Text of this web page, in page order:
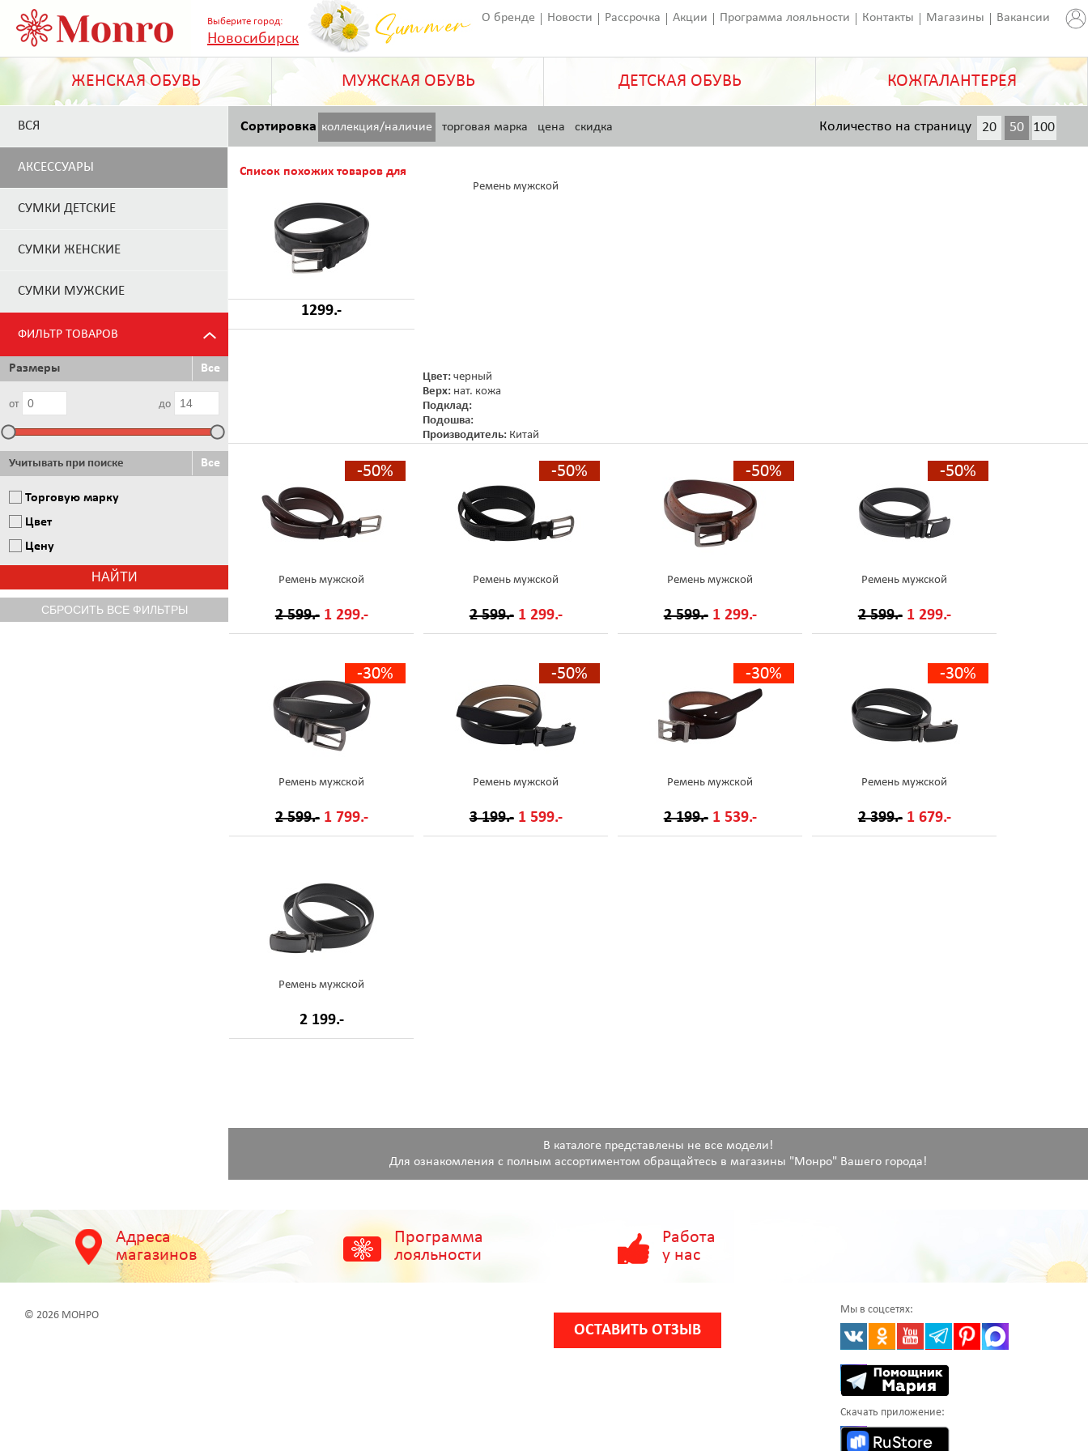
Выберите город:
Новосибирск
О бренде Новости Рассрочка Акции Программа лояльности Контакты Магазины Вакансии
ЖЕНСКАЯ ОБУВЬ МУЖСКАЯ ОБУВЬ ДЕТСКАЯ ОБУВЬ КОЖГАЛАНТЕРЕЯ
ВСЯ
АКСЕССУАРЫ
СУМКИ ДЕТСКИЕ
СУМКИ ЖЕНСКИЕ
СУМКИ МУЖСКИЕ
ФИЛЬТР ТОВАРОВ
Размеры Все
от до
Учитывать при поиске Все
Торговую марку
Цвет
Цену
Сортировка коллекция/наличие торговая марка цена скидка 20 50 100
Количество на страницу
Список похожих товаров для
1299.-
Ремень мужской
Цвет: черный
Верх: нат. кожа
Подклад:
Подошва:
Производитель: Китай
-50%
Ремень мужской
2 599.- 1 299.-
-50%
Ремень мужской
2 599.- 1 299.-
-50%
Ремень мужской
2 599.- 1 299.-
-50%
Ремень мужской
2 599.- 1 299.-
-30%
Ремень мужской
2 599.- 1 799.-
-50%
Ремень мужской
3 199.- 1 599.-
-30%
Ремень мужской
2 199.- 1 539.-
-30%
Ремень мужской
2 399.- 1 679.-
Ремень мужской
2 199.-
В каталоге представлены не все модели!
Для ознакомления с полным ассортиментом обращайтесь в магазины "Монро" Вашего города!
Адреса
магазинов
Программа
лояльности
Работа
у нас
© 2026 МОНРО
ОСТАВИТЬ ОТЗЫВ
Мы в соцсетях:
Скачать приложение: